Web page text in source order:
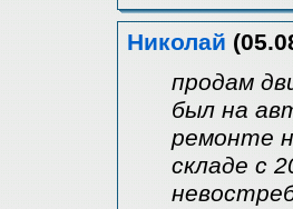
Николай
продам
был на
ремонте
складе с